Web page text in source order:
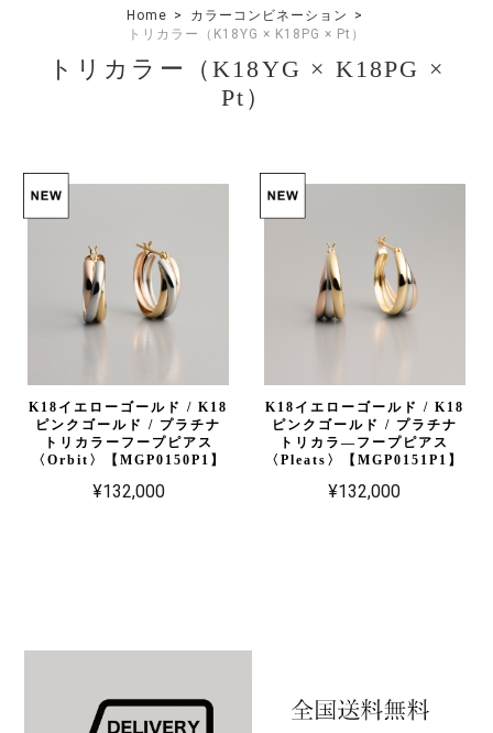
Home
カラーコンビネーション
トリカラー（K18YG × K18PG × Pt）
トリカラー（K18YG × K18PG ×
Pt）
K18イエローゴールド / K18
ピンクゴールド / プラチナ
トリカラーフープピアス
〈Orbit〉【MGP0150P1】
¥132,000
K18イエローゴールド / K18
ピンクゴールド / プラチナ
トリカラ―フープピアス
〈Pleats〉【MGP0151P1】
¥132,000